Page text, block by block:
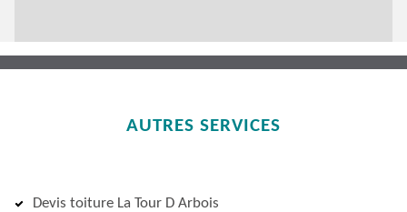
AUTRES SERVICES
Devis toiture La Tour D Arbois